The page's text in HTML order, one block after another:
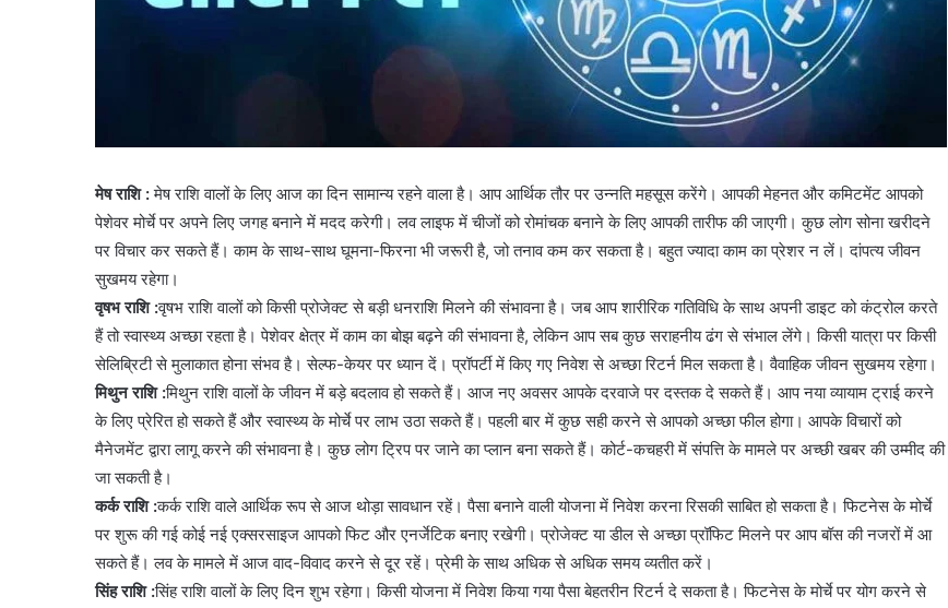
मेष राशि :मेष राशि वालों के लिए आज का दिन सामान्य रहने वाला है। आप आर्थिक तौर पर उन्नति महसूस करेंगे। आपकी मेहनत और कमिटमेंट आपको
पेशेवर मोर्चे पर अपने लिए जगह बनाने में मदद करेगी। लव लाइफ में चीजों को रोमांचक बनाने के लिए आपकी तारीफ की जाएगी। कुछ लोग सोना खरीदने
पर विचार कर सकते हैं। काम के साथ-साथ घूमना-फिरना भी जरूरी है, जो तनाव कम कर सकता है। बहुत ज्यादा काम का प्रेशर न लें। दांपत्य जीवन
सुखमय रहेगा।
वृषभ राशि :वृषभ राशि वालों को किसी प्रोजेक्ट से बड़ी धनराशि मिलने की संभावना है। जब आप शारीरिक गतिविधि के साथ अपनी डाइट को कंट्रोल करते
हैं तो स्वास्थ्य अच्छा रहता है। पेशेवर क्षेत्र में काम का बोझ बढ़ने की संभावना है, लेकिन आप सब कुछ सराहनीय ढंग से संभाल लेंगे। किसी यात्रा पर किसी
सेलिब्रिटी से मुलाकात होना संभव है। सेल्फ-केयर पर ध्यान दें। प्रॉपर्टी में किए गए निवेश से अच्छा रिटर्न मिल सकता है। वैवाहिक जीवन सुखमय रहेगा।
मिथुन राशि :मिथुन राशि वालों के जीवन में बड़े बदलाव हो सकते हैं। आज नए अवसर आपके दरवाजे पर दस्तक दे सकते हैं। आप नया व्यायाम ट्राई करने
के लिए प्रेरित हो सकते हैं और स्वास्थ्य के मोर्चे पर लाभ उठा सकते हैं। पहली बार में कुछ सही करने से आपको अच्छा फील होगा। आपके विचारों को
मैनेजमेंट द्वारा लागू करने की संभावना है। कुछ लोग ट्रिप पर जाने का प्लान बना सकते हैं। कोर्ट-कचहरी में संपत्ति के मामले पर अच्छी खबर की उम्मीद की
जा सकती है।
कर्क राशि :कर्क राशि वाले आर्थिक रूप से आज थोड़ा सावधान रहें। पैसा बनाने वाली योजना में निवेश करना रिसकी साबित हो सकता है। फिटनेस के मोर्चे
पर शुरू की गई कोई नई एक्सरसाइज आपको फिट और एनर्जेटिक बनाए रखेगी। प्रोजेक्ट या डील से अच्छा प्रॉफिट मिलने पर आप बॉस की नजरों में आ
सकते हैं। लव के मामले में आज वाद-विवाद करने से दूर रहें। प्रेमी के साथ अधिक से अधिक समय व्यतीत करें।
सिंह राशि :सिंह राशि वालों के लिए दिन शुभ रहेगा। किसी योजना में निवेश किया गया पैसा बेहतरीन रिटर्न दे सकता है। फिटनेस के मोर्चे पर योग करने से